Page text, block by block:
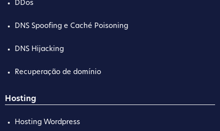
DDos
DNS Spoofing e Caché Poisoning
DNS Hijacking
Recuperação de domínio
Hosting
Hosting Wordpress